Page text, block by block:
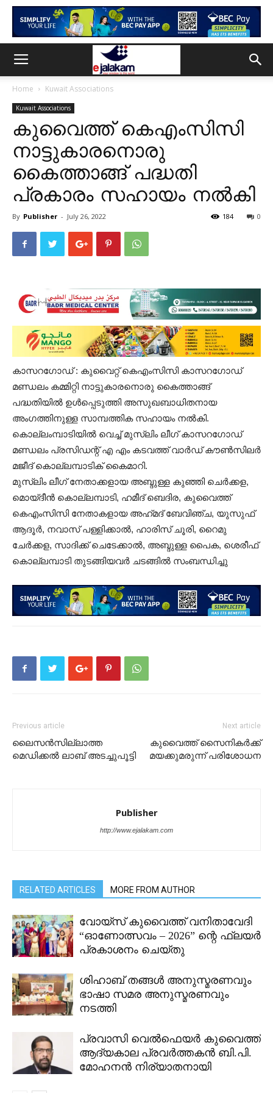
Home Kuwait Associations
Kuwait Associations
കുവൈത്ത് കെഎംസിസി
നാട്ടുകാരനൊരു
കൈത്താങ്ങ് പദ്ധതി
പ്രകാരം സഹായം നൽകി
By Publisher - July 26, 2022 0
184
കാസറഗോഡ് : കുവൈറ്റ്‌ കെഎംസിസി കാസറഗോഡ്
മണ്ഡലം കമ്മിറ്റി നാട്ടുകാരനൊരു കൈത്താങ്ങ്
പദ്ധതിയിൽ ഉൾപ്പെടുത്തി അസുഖബാധിതനായ
അംഗത്തിനുള്ള സാമ്പത്തിക സഹായം നൽകി.
കൊല്ലംമ്പാടിയിൽ വെച്ച്‌ മുസ്ലിം ലീഗ് കാസറഗോഡ്
മണ്ഡലം പ്രസിഡന്റ്‌ എ എം കടവത്ത് വാർഡ് കൗൺസിലർ
മജീദ് കൊല്ലമ്പാടിക് കൈമാറി.
മുസ്ലിം ലീഗ് നേതാക്കളായ അബ്ദുള്ള കുഞ്ഞി ചെർക്കള,
മൊയ്‌ദീൻ കൊല്ലമ്പാടി, ഹമീദ് ബെദിര, കുവൈത്ത്
കെഎംസിസി നേതാകളായ അഹ്‌മദ്‌ ബേവിഞ്ച, യുസുഫ്
ആദൂർ, നവാസ് പള്ളിക്കാൽ, ഹാരിസ് ചൂരി, റൈമു
ചേർക്കള, സാദിക്ക് ചെടേക്കാൽ, അബ്ദുള്ള പൈക, ശെരീഫ്
കൊല്ലമ്പാടി തുടങ്ങിയവർ ചടങ്ങിൽ സംബന്ധിച്ചു
Previous article
ലൈസൻസില്ലാത്ത
മെഡിക്കൽ ലാബ് അടച്ചുപൂട്ടി
Next article
കുവൈത്ത് സൈനികർക്ക്
മയക്കുമരുന്ന് പരിശോധന
Publisher
http://www.ejalakam.com
RELATED ARTICLES MORE FROM AUTHOR
വോയ്സ് കുവൈത്ത് വനിതാവേദി
“ഓണോത്സവം – 2026” ന്റെ ഫ്ലയർ
പ്രകാശനം ചെയ്തു
ശിഹാബ് തങ്ങൾ അനുസ്മരണവും
ഭാഷാ സമര അനുസ്മരണവും
നടത്തി
പ്രവാസി വെൽഫെയർ കുവൈത്ത്
ആദ്യകാല പ്രവർത്തകൻ ബി.പി.
മോഹനൻ നിര്യാതനായി